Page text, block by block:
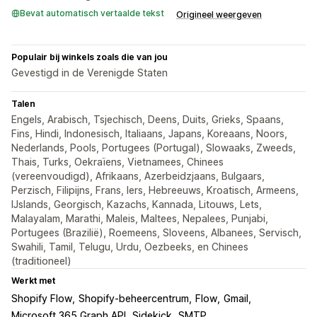
Bevat automatisch vertaalde tekst Origineel weergeven
Populair bij winkels zoals die van jou
Gevestigd in de Verenigde Staten
Talen
Engels, Arabisch, Tsjechisch, Deens, Duits, Grieks, Spaans,
Fins, Hindi, Indonesisch, Italiaans, Japans, Koreaans, Noors,
Nederlands, Pools, Portugees (Portugal), Slowaaks, Zweeds,
Thais, Turks, Oekraïens, Vietnamees, Chinees
(vereenvoudigd), Afrikaans, Azerbeidzjaans, Bulgaars,
Perzisch, Filipijns, Frans, Iers, Hebreeuws, Kroatisch, Armeens,
IJslands, Georgisch, Kazachs, Kannada, Litouws, Lets,
Malayalam, Marathi, Maleis, Maltees, Nepalees, Punjabi,
Portugees (Brazilië), Roemeens, Sloveens, Albanees, Servisch,
Swahili, Tamil, Telugu, Urdu, Oezbeeks, en Chinees
(traditioneel)
Werkt met
Shopify Flow Shopify-beheercentrum Flow Gmail